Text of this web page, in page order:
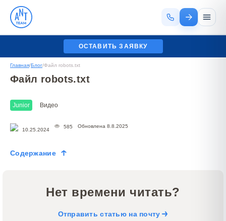
ОСТАВИТЬ ЗАЯВКУ
Главная/Блог/Файл robots.txt
Файл robots.txt
Junior Видео
10.25.2024
585 Обновлена 8.8.2025
Содержание
Нет времени читать?
Отправить статью на почту